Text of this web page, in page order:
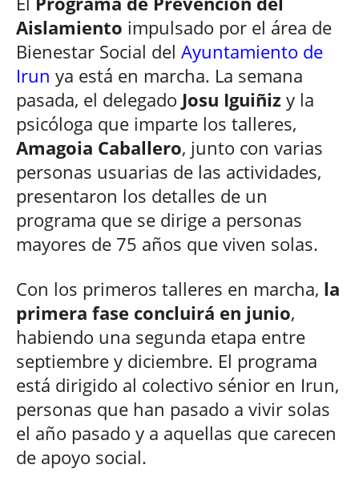
Aislamiento impulsado por el área de
Bienestar Social del Ayuntamiento de
Irun ya está en marcha. La semana
pasada, el delegado Josu Iguiñiz y la
psicóloga que imparte los talleres,
Amagoia Caballero, junto con varias
personas usuarias de las actividades,
presentaron los detalles de un
programa que se dirige a personas
mayores de 75 años que viven solas.
Con los primeros talleres en marcha, la
primera fase concluirá en junio,
habiendo una segunda etapa entre
septiembre y diciembre. El programa
está dirigido al colectivo sénior en Irun,
personas que han pasado a vivir solas
el año pasado y a aquellas que carecen
de apoyo social.